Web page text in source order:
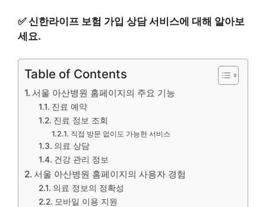
✅신한라이프 보험 가입 상담 서비스에 대해 알아보
세요.
Table of Contents
서울 아산병원 홈페이지의 주요 기능
진료 예약
진료 정보 조회
직접 방문 없이도 가능한 서비스
의료 상담
건강 관리 정보
서울 아산병원 홈페이지의 사용자 경험
의료 정보의 정확성
모바일 이용 지원